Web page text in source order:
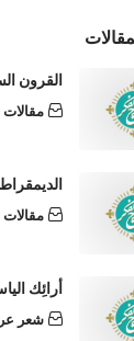
القرون
مقالات
أرائِك
شعر